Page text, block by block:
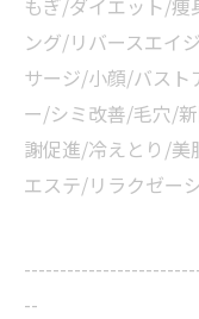
もぎ/ダイエット/
ング/リバースエイ
サージ/小顔/バス
ー/シミ改善/毛穴/
謝促進/冷えとり/
エステ/リラクゼー
--